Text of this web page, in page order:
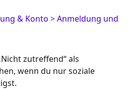
& Konto > Anmeldung und
zutreffend“ als
wenn du nur soziale